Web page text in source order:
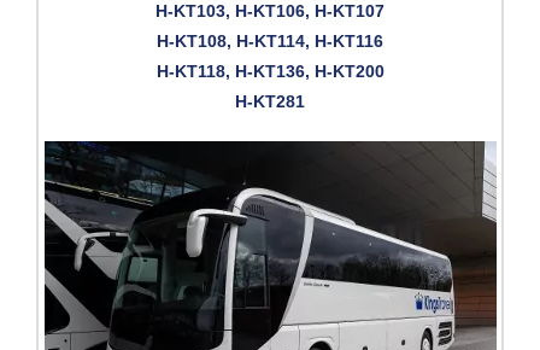
H-KT103, H-KT106, H-KT107
H-KT108, H-KT114, H-KT116
H-KT118, H-KT136, H-KT200
H-KT281